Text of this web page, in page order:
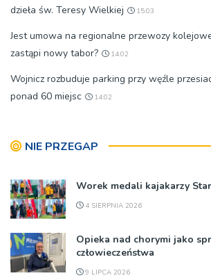
dzieła św. Teresy Wielkiej
15:03
Jest umowa na regionalne przewozy
zastąpi nowy tabor?
14:02
Wojnicz rozbuduje parking przy węźle
ponad 60 miejsc
14:02
NIE PRZEGAP
Worek medali kajakarzy
4 SIERPNIA 2026
Opieka nad chorymi jako
człowieczeństwa
9 LIPCA 2026